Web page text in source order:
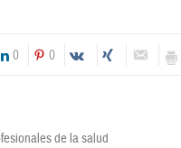
0 0
de la salud